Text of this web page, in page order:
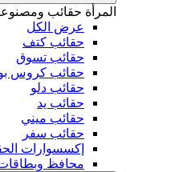
المرأة حقائب
عرض الكل
حقائب كتف
حقائب تسوق
حقائب كروس
حقائب دلو
حقائب يد
حقائب ميني
حقائب سفر
إكسسوارات
محافظ